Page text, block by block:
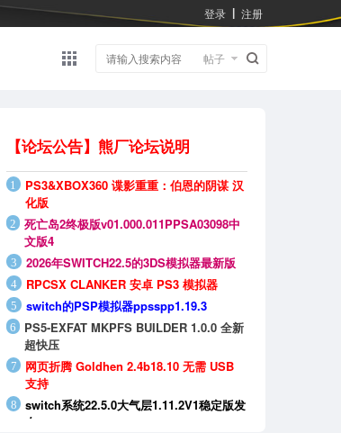
登录 注册
帖子
【论坛公告】熊厂论坛说明
1
PS3&XBOX360 谍影重重：伯恩的阴谋 汉
化版
2
死亡岛2终极版v01.000.011PPSA03098中
文版4
3 2026年SWITCH22.5的3DS模拟器最新版
4 RPCSX CLANKER 安卓 PS3 模拟器
5 switch的PSP模拟器ppsspp1.19.3
6
PS5-EXFAT MKPFS BUILDER 1.0.0 全新
超快压
7
网页折腾 Goldhen 2.4b18.10 无需 USB
支持
8
switch系统22.5.0大气层1.11.2V1稳定版发
布